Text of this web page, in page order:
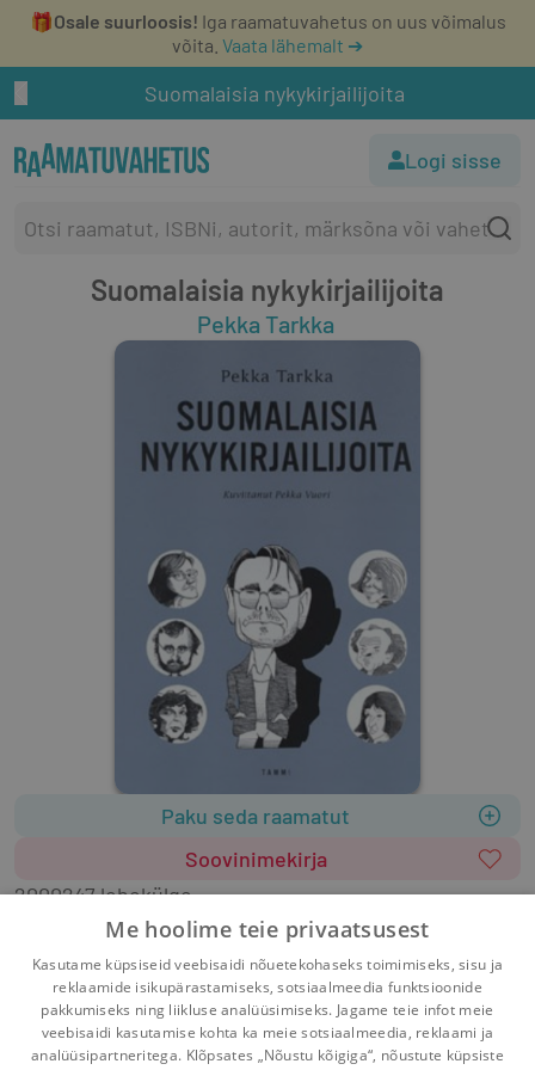
🎁Osale suurloosis! Iga raamatuvahetus on uus võimalus
võita. Vaata lähemalt ➔
Suomalaisia nykykirjailijoita
Logi sisse
Suomalaisia nykykirjailijoita
Pekka Tarkka
Paku seda raamatut
Soovinimekirja
2000247 lehekülge
Kõvakaaneline Keel: soome
Me hoolime teie privaatsusest
Kasutame küpsiseid veebisaidi nõuetekohaseks toimimiseks, sisu ja
reklaamide isikupärastamiseks, sotsiaalmeedia funktsioonide
pakkumiseks ning liikluse analüüsimiseks. Jagame teie infot meie
veebisaidi kasutamise kohta ka meie sotsiaalmeedia, reklaami ja
analüüsipartneritega. Klõpsates „Nõustu kõigiga“, nõustute küpsiste